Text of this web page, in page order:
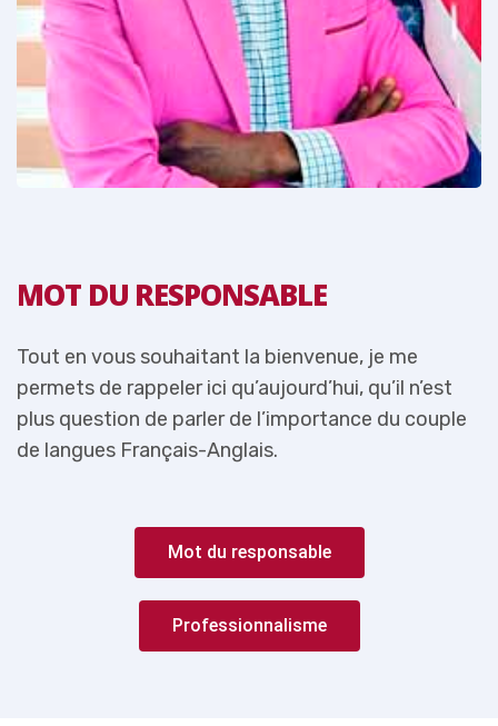
MOT DU RESPONSABLE
Tout en vous souhaitant la bienvenue, je me
permets de rappeler ici qu’aujourd’hui, qu’il n’est
plus question de parler de l’importance du couple
de langues Français-Anglais.
Mot du responsable
Professionnalisme